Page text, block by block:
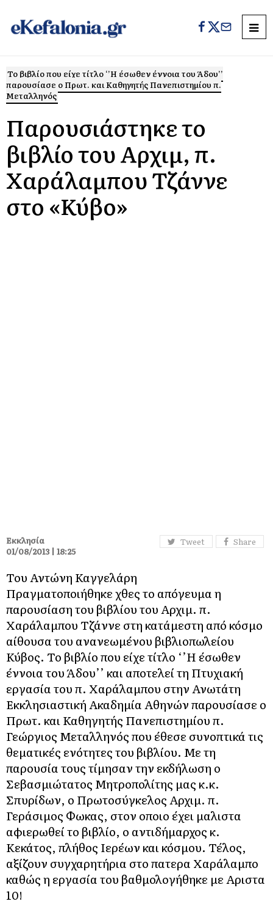
Το βιβλίο που είχε τίτλο ‘’Η έσωθεν έννοια του Άδου’’
παρουσίασε ο Πρωτ. και Καθηγητής Πανεπιστημίου π.
Μεταλληνός
Παρουσιάστηκε το
βιβλίο του Αρχιμ, π.
Χαράλαμπου Τζάννε
στο «Κύβο»
Tweet Share
Εκκλησία
01/08/2013 | 18:25
Του Αντώνη Καγγελάρη
Πραγματοποιήθηκε χθες το απόγευμα η
παρουσίαση του βιβλίου του Αρχιμ. π.
Χαράλαμπου Τζάννε στη κατάμεστη από κόσμο
αίθουσα του ανανεωμένου βιβλιοπωλείου
Κύβος. Το βιβλίο που είχε τίτλο ‘’Η έσωθεν
έννοια του Άδου’’ και αποτελεί τη Πτυχιακή
εργασία του π. Χαράλαμπου στην Ανωτάτη
Εκκλησιαστική Ακαδημία Αθηνών παρουσίασε ο
Πρωτ. και Καθηγητής Πανεπιστημίου π.
Γεώργιος Μεταλληνός που έθεσε συνοπτικά τις
θεματικές ενότητες του βιβλίου. Με τη
παρουσία τους τίμησαν την εκδήλωση ο
Σεβασμιώτατος Μητροπολίτης μας κ.κ.
Σπυρίδων, ο Πρωτοσύγκελος Αρχιμ. π.
Γεράσιμος Φωκας, στον οποιο έχει μαλιστα
αφιερωθεί το βιβλίο, ο αντιδήμαρχος κ.
Κεκάτος, πλήθος Ιερέων και κόσμου. Τέλος,
αξίζουν συγχαρητήρια στο πατερα Χαράλαμπο
καθώς η εργασία του βαθμολογήθηκε με Αριστα
10!